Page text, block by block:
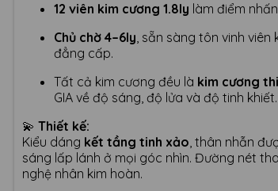
12 viên kim cương 1.8ly làm điểm
Chủ chờ 4–6ly, sẵn sàng tôn vinh
đẳng cấp.
Tất cả kim cương đều là kim cương
GIA về độ sáng, độ lửa và độ tinh khiết.
💫 Thiết kế:
Kiểu dáng kết tầng tinh xảo, thân nhẫn
sáng lấp lánh ở mọi góc nhìn. Đường nét
nghệ nhân kim hoàn.